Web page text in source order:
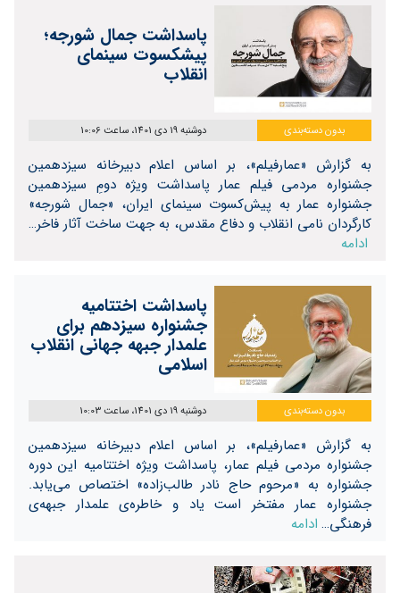
پاسداشت جمال شورجه؛
پیشکسوت سینمای
انقلاب
بدون دسته‌بندی دوشنبه 19 دی 1401، ساعت 10:06
به گزارش «عمارفیلم»، بر اساس اعلام دبیرخانه سیزدهمین
جشنواره مردمی فیلم عمار پاسداشت ویژه دومِ سیزدهمین
جشنواره عمار به پیش‌کسوت سینمای ایران، «جمال شورجه»
کارگردان نامی انقلاب و دفاع مقدس، به جهت ساخت آثار فاخر…
ادامه
پاسداشت اختتامیه
جشنواره سیزدهم برای
علمدار جبهه جهانی انقلاب
اسلامی
بدون دسته‌بندی دوشنبه 19 دی 1401، ساعت 10:03
به گزارش «عمارفیلم»، بر اساس اعلام دبیرخانه سیزدهمین
جشنواره مردمی فیلم عمار، پاسداشت ویژه اختتامیه این دوره
جشنواره به «مرحوم حاج نادر طالب‌زاده» اختصاص می‌یابد.
جشنواره عمار مفتخر است یاد و خاطره‌ی علمدار جبهه‌ی
فرهنگی… ادامه